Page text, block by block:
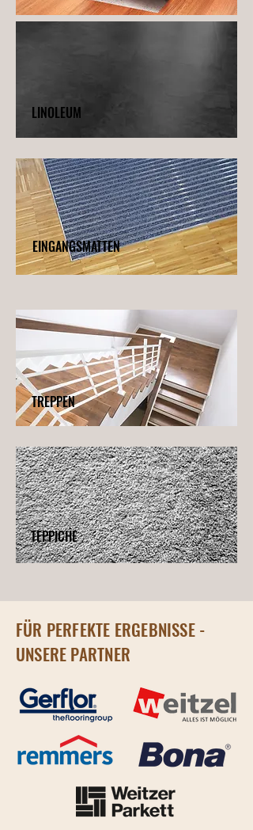
LINOLEUM
EINGANGSMATTEN
TREPPEN
TEPPICHE
FÜR PERFEKTE ERGEBNISSE -
UNSERE PARTNER